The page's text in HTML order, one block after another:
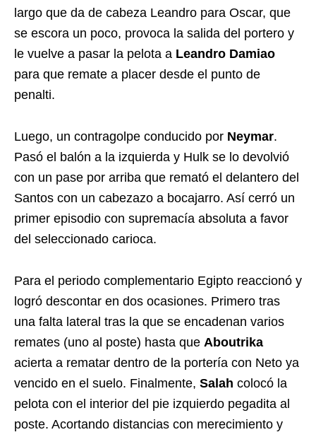
largo que da de cabeza Leandro para Oscar, que
se escora un poco, provoca la salida del portero y
le vuelve a pasar la pelota a Leandro Damiao
para que remate a placer desde el punto de
penalti.
Luego, un contragolpe conducido por Neymar.
Pasó el balón a la izquierda y Hulk se lo devolvió
con un pase por arriba que remató el delantero del
Santos con un cabezazo a bocajarro. Así cerró un
primer episodio con supremacía absoluta a favor
del seleccionado carioca.
Para el periodo complementario Egipto reaccionó y
logró descontar en dos ocasiones. Primero tras
una falta lateral tras la que se encadenan varios
remates (uno al poste) hasta que Aboutrika
acierta a rematar dentro de la portería con Neto ya
vencido en el suelo. Finalmente, Salah colocó la
pelota con el interior del pie izquierdo pegadita al
poste. Acortando distancias con merecimiento y